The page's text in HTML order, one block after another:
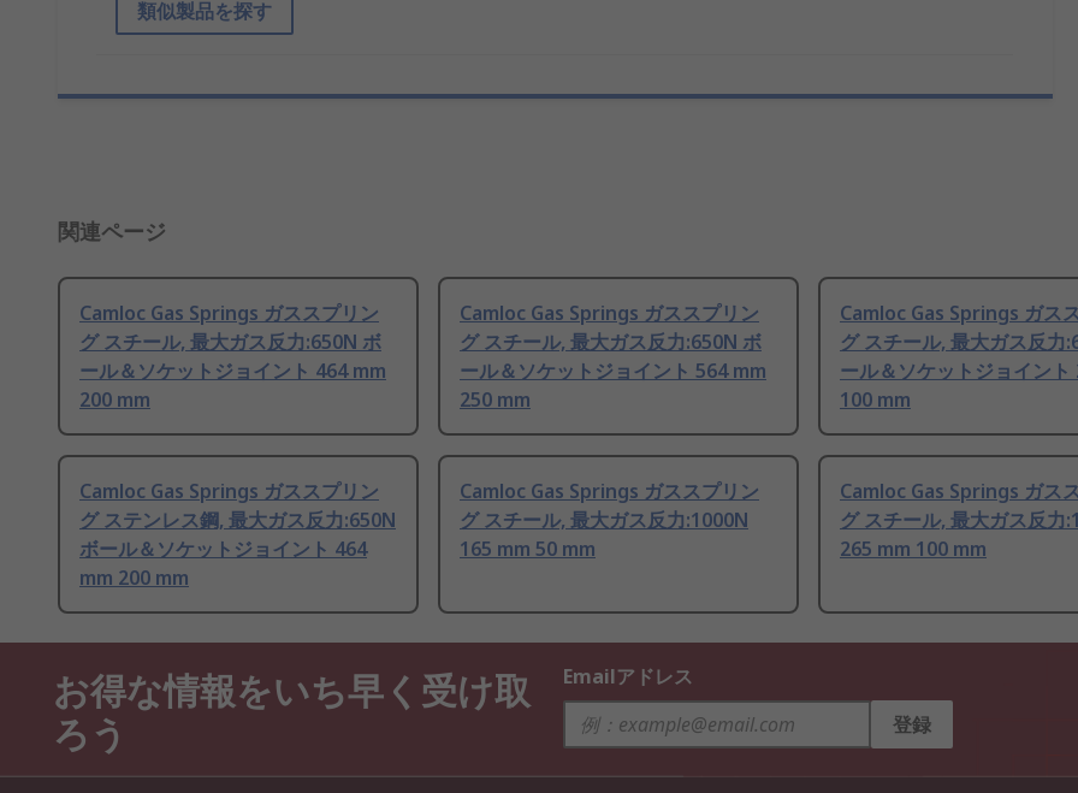
類似製品を探す
関連ページ
Camloc Gas Springs ガススプリン
グ スチール, 最大ガス反力:650N ボ
ール＆ソケットジョイント 464 mm
200 mm
Camloc Gas Springs ガススプリン
グ スチール, 最大ガス反力:650N ボ
ール＆ソケットジョイント 564 mm
250 mm
Camloc Gas Springs ガス
グ スチール, 最大ガス反力
ール＆ソケットジョイント
100 mm
Camloc Gas Springs ガススプリン
グ ステンレス鋼, 最大ガス反力:650N
ボール＆ソケットジョイント 464
mm 200 mm
Camloc Gas Springs ガススプリン
グ スチール, 最大ガス反力:1000N
165 mm 50 mm
Camloc Gas Springs ガス
グ スチール, 最大ガス反力
265 mm 100 mm
お得な情報をいち早く受け取
ろう
Emailアドレス
登録